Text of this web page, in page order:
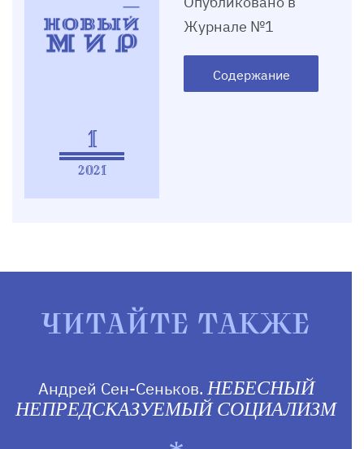
1
2021
Журнале №1
Содержание
ЧИТАЙТЕ ТАКЖЕ
Андрей Сен-Сеньков.НЕБЕСНЫЙ
НЕПРЕДСКАЗУЕМЫЙ СОЦИАЛИЗМ